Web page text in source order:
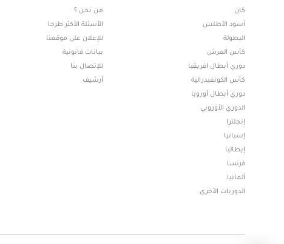
كان
أسود الأطلس
البطولة
كأس العرش
دوري أبطال افريقيا
كأس الكونفيدرالية
دوري أبطال أوروبا
الدوري الأوروبي
إنجلترا
إسبانيا
إيطاليا
فرنسا
ألمانيا
الدوريات الأخرى
من نحن ؟
الأسئلة الأكثر طرحا
للإعلان على موقعنا
بيانات قانونية
للإتصال بنا
أرشيف